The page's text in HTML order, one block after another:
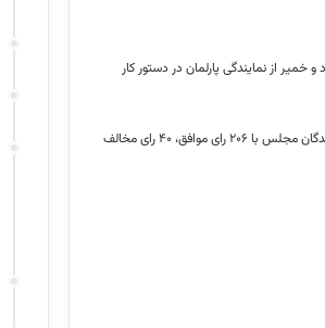
از نمایندگی پارلمان در دستور کار
بعد از توضیحات آشوری درباره دلایل استعفایش از نمایندگی مجلس و صحبت‌های مخالفان استعفا، در نهایت نمایندگان مجلس با ۲۰۶ رای موافق، ۴۰ رای مخالف